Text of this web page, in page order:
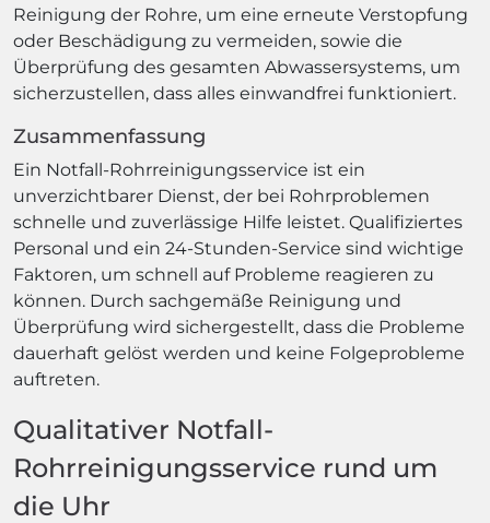
Reinigung der Rohre, um eine erneute Verstopfung
oder Beschädigung zu vermeiden, sowie die
Überprüfung des gesamten Abwassersystems, um
sicherzustellen, dass alles einwandfrei funktioniert.
Zusammenfassung
Ein Notfall-Rohrreinigungsservice ist ein
unverzichtbarer Dienst, der bei Rohrproblemen
schnelle und zuverlässige Hilfe leistet. Qualifiziertes
Personal und ein 24-Stunden-Service sind wichtige
Faktoren, um schnell auf Probleme reagieren zu
können. Durch sachgemäße Reinigung und
Überprüfung wird sichergestellt, dass die Probleme
dauerhaft gelöst werden und keine Folgeprobleme
auftreten.
Qualitativer Notfall-
Rohrreinigungsservice rund um
die Uhr